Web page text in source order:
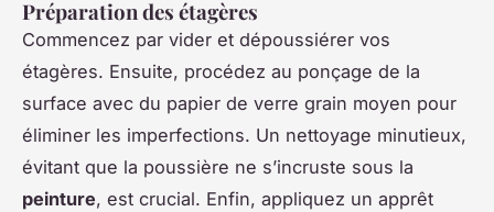
Préparation des étagères
Commencez par vider et dépoussiérer vos
étagères. Ensuite, procédez au ponçage de la
surface avec du papier de verre grain moyen pour
éliminer les imperfections. Un nettoyage minutieux,
évitant que la poussière ne s’incruste sous la
peinture, est crucial. Enfin, appliquez un apprêt